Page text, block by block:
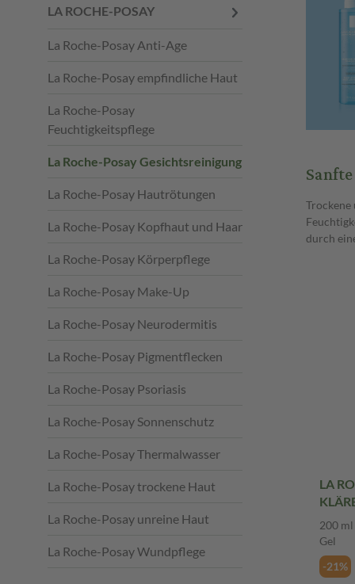
LA ROCHE-POSAY
La Roche-Posay Anti-Age
La Roche-Posay empfindliche Haut
La Roche-Posay
Feuchtigkeitspflege
La Roche-Posay Gesichtsreinigung
La Roche-Posay Hautrötungen
La Roche-Posay Kopfhaut und Haar
La Roche-Posay Körperpflege
La Roche-Posay Make-Up
La Roche-Posay Neurodermitis
La Roche-Posay Pigmentflecken
La Roche-Posay Psoriasis
La Roche-Posay Sonnenschutz
La Roche-Posay Thermalwasser
La Roche-Posay trockene Haut
La Roche-Posay unreine Haut
La Roche-Posay Wundpflege
durch
LA
200 ml
200 ml
Gel
-21%